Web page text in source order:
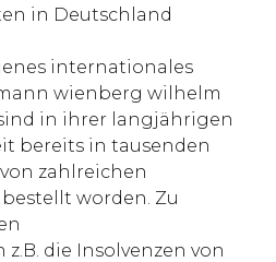
in Deutschland
internationales
wienberg wilhelm
in ihrer langjährigen
bereits in tausenden
zahlreichen
worden. Zu
die Insolvenzen von